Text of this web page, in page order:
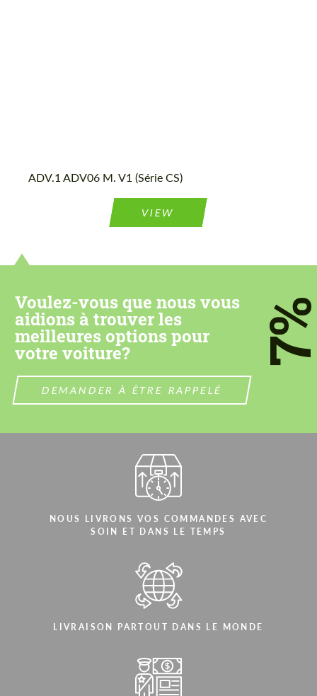
ADV.1 ADV06 M. V1 (Série CS)
VIEW
Voulez-vous que nous vous
aidions à trouver les
meilleures options pour
votre voiture?
DEMANDER À ÊTRE RAPPELÉ
NOUS LIVRONS VOS COMMANDES AVEC
SOIN ET DANS LE TEMPS
LIVRAISON PARTOUT DANS LE MONDE
CONTACTEZ-MOI
Nous parlons votre langue
Nous parlons votre langue